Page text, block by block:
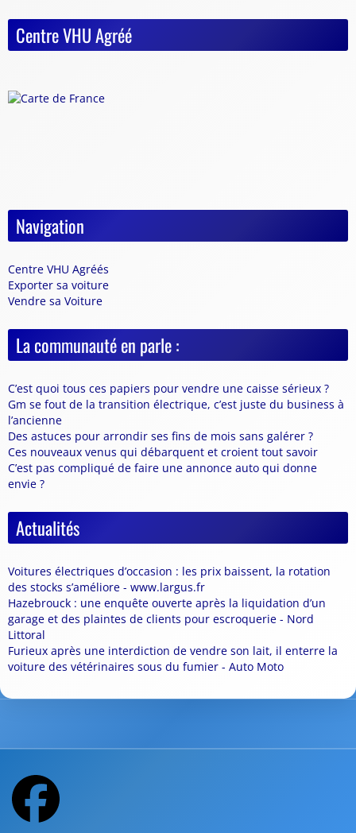
Centre VHU Agréé
Navigation
Centre VHU Agréés
Exporter sa voiture
Vendre sa Voiture
La communauté en parle :
C’est quoi tous ces papiers pour vendre une caisse sérieux ?
Gm se fout de la transition électrique, c’est juste du business à
l’ancienne
Des astuces pour arrondir ses fins de mois sans galérer ?
Ces nouveaux venus qui débarquent et croient tout savoir
C’est pas compliqué de faire une annonce auto qui donne
envie ?
Actualités
Voitures électriques d’occasion : les prix baissent, la rotation
des stocks s’améliore - www.largus.fr
Hazebrouck : une enquête ouverte après la liquidation d’un
garage et des plaintes de clients pour escroquerie - Nord
Littoral
Furieux après une interdiction de vendre son lait, il enterre la
voiture des vétérinaires sous du fumier - Auto Moto